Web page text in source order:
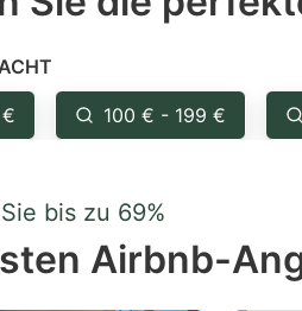
100 € - 199 €
bis zu 69%
Airbnb-